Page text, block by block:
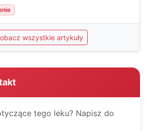
wszystkie artykuły
tego leku? Napisz do